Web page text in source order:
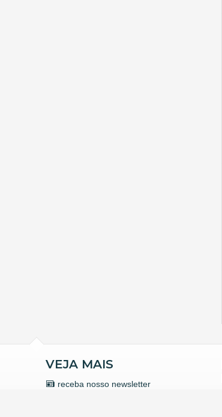
VEJA MAIS
receba nosso newsletter